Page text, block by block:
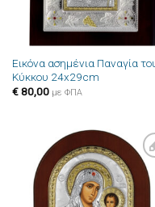
Εικόνα ασημένια Παναγία
Κύκκου 24x29cm
€80,00 με ΦΠΑ
στην